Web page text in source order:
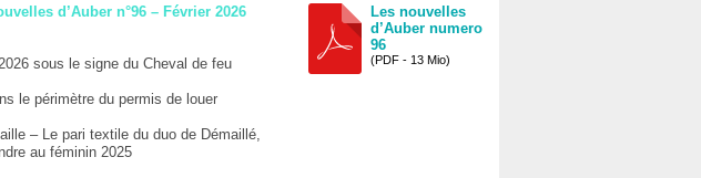
d’Auber n°96 – Février 2026
sous le signe du Cheval de feu
le périmètre du permis de louer
– Le pari textile du duo de Démaillé,
au féminin 2025
Les nouvelles
d’Auber numero
96
(PDF - 13 Mio)